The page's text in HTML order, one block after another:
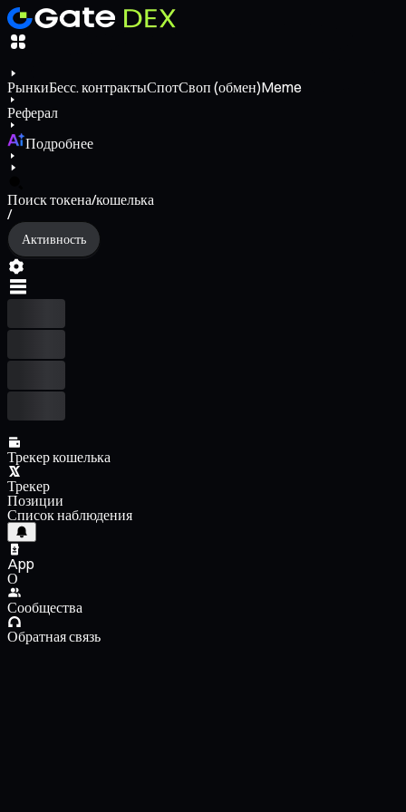
РынкиБесс. контрактыСпотСвоп (обмен)Meme
Реферал
Подробнее
Поиск токена/кошелька
/
Активность
Трекер кошелька
Трекер
Позиции
Список наблюдения
App
О
Сообщества
Обратная связь